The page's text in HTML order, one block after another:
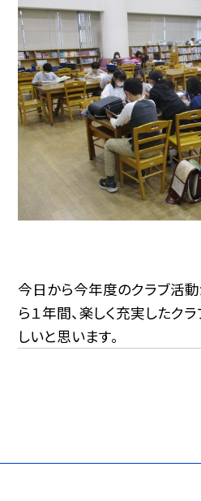
今日から今年度のクラブ活動
ら１年間、楽しく充実したク
しいと思います。